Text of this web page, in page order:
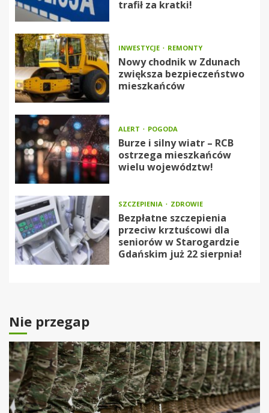
trafił za kratki!
INWESTYCJE REMONTY
Nowy chodnik w Zdunach
zwiększa bezpieczeństwo
mieszkańców
ALERT POGODA
Burze i silny wiatr – RCB
ostrzega mieszkańców
wielu województw!
SZCZEPIENIA ZDROWIE
Bezpłatne szczepienia
przeciw krztuścowi dla
seniorów w Starogardzie
Gdańskim już 22 sierpnia!
Nie przegap